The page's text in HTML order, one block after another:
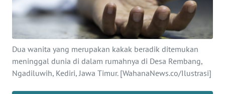
Dua wanita yang merupakan kakak beradik ditemukan
meninggal dunia di dalam rumahnya di Desa Rembang,
Ngadiluwih, Kediri, Jawa Timur. [WahanaNews.co/Ilustrasi]
INTERNASIONAL
SERBA-SERBI
PENDIDIKAN